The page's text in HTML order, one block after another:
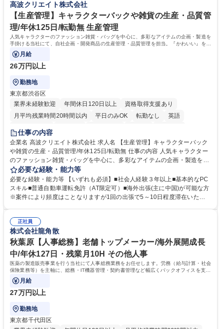
合職】農林中央金庫のバックオフィス業務/安定基盤/年休120日
く馴染みやすい和やかな社風です。さらに、簿記やファシリティマネジャ
ーなどの資格取得に向けた費用負担や報奨金制度が非常に手厚く、成長で
きる環境です。 学歴・資格 学歴：大学院 大学 高専 短大 語学力： 資格：
日商簿記検定2級
高波クリエイト株式会社
【生産管理】キャラクターバックや雑貨の生産・品質管
理/年休125日/転勤無 生産管理
人気キャラクターのファッション雑貨・バッグを中心に、多彩なアイテムの企画・製造を
手掛ける当社にて、自社企画・開発商品の生産管理・品質管理を担当。『かわいい』を届
けるやりがいのあるポジションです。
月給
26万円以上
勤務地
東京都渋谷区
業界未経験歓迎
年間休日120日以上
資格取得支援あり
月平均残業時間20時間以内
平日のみOK 転勤なし
英語
住宅手当あり
完全週休2日制
交通費支給 駅近5分以内 中国語 土日祝休み
仕事の内容
企業名 高波クリエイト株式会社 求人名 【生産管理】キャラクターバック
や雑貨の生産・品質管理/年休125日/転勤無 仕事の内容 人気キャラクター
のファッション雑貨・バッグを中心に、多彩なアイテムの企画・製造を手
掛ける当社にて、自社企画・開発商品の生産管理・品質管理を担当。『か
わいい』を届けるやりがいのあるポジションです。 有名ブランドやキャラ
クターライセンスを活用した商品の企画・開発・販売を行っています。企
画段階から納品まで、商品の製造に関わる全てのプロセスにおいて、生産
元様とのやり取り、輸入関連の書類の管理、国内倉庫での品質チェック、
工場開拓などがございます。 募集職種 【生産管理】キャラクターバック
や雑貨の生産・品質管理/年休125日/転勤無
必要な経験・能力等
必要な経験・能力等 【いずれも必須】■社会人経験３年以上■基本的なPC
スキル■普通自動車運転免許（AT限定可）■海外出張(主に中国)が可能な方
※案件により頻度はことなりますが1回の出張で5～10日程度滞在いただ
め、『コツコツと実直に取り組める方』 ・工場やライセンス元を含む社内
外関係者と友好なコミュニケーションが取れる方 ※折衝は営業担当がメイ
ンで行います。 学歴・資格 学歴：大学院 大学 高専 短大 専修学校 高校 語
学力： 資格：
正社員
株式会社龍角散
秋葉原【人事総務】老舗トップメーカー/海外展開成長
中/年休127日・残業月10H その他人事
医薬の製造販売事業を行う当社にて人事総務業務をお任せします。労務（給与計算・社会
保険業務等）を主軸に、総務・IT機器管理・契約書管理など幅広くバックオフィスを支え
る業務です。
月給
27万円以上
勤務地
東京都千代田区